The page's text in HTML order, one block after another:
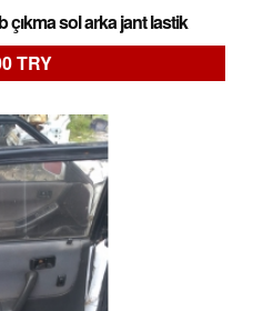
çıkma sol arka jant lastik
TRY